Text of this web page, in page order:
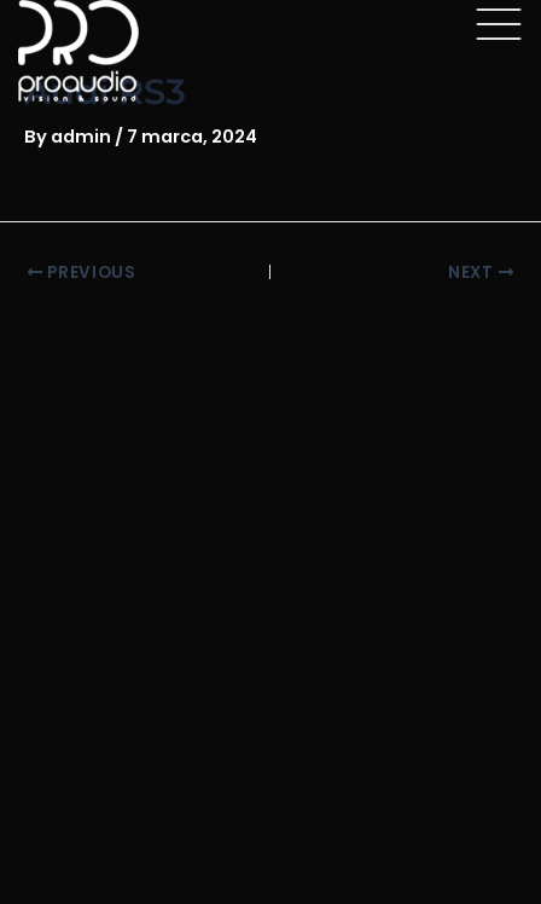
Skip
content
Audi RS3
By admin / 7 marca, 2024
Post
navigation
PREVIOUS NEXT